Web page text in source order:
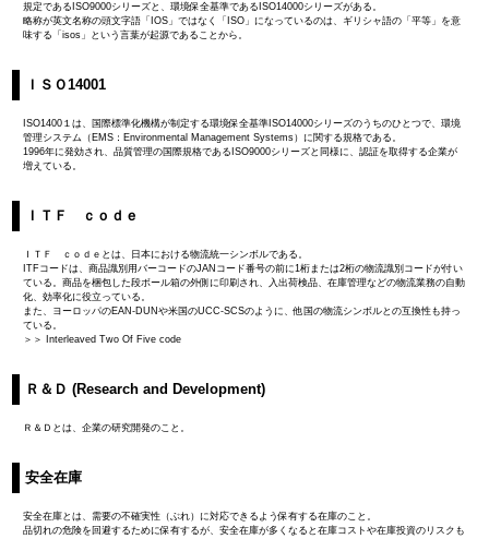
規定であるISO9000シリーズと、環境保全基準であるISO14000シリーズがある。
略称が英文名称の頭文字語「IOS」ではなく「ISO」になっているのは、ギリシャ語の「平等」を意
味する「isos」という言葉が起源であることから。
ＩＳＯ14001
ISO1400１は、国際標準化機構が制定する環境保全基準ISO14000シリーズのうちのひとつで、環境
管理システム（EMS：Environmental Management Systems）に関する規格である。
1996年に発効され、品質管理の国際規格であるISO9000シリーズと同様に、認証を取得する企業が
増えている。
ＩＴＦ ｃｏｄｅ
ＩＴＦ ｃｏｄｅとは、日本における物流統一シンボルである。
ITFコードは、商品識別用バーコードのJANコード番号の前に1桁または2桁の物流識別コードが付い
ている。商品を梱包した段ボール箱の外側に印刷され、入出荷検品、在庫管理などの物流業務の自動
化、効率化に役立っている。
また、ヨーロッパのEAN-DUNや米国のUCC-SCSのように、他国の物流シンボルとの互換性も持っ
ている。
＞＞ Interleaved Two Of Five code
Ｒ＆Ｄ (Research and Development)
Ｒ＆Ｄとは、企業の研究開発のこと。
安全在庫
安全在庫とは、需要の不確実性（ぶれ）に対応できるよう保有する在庫のこと。
品切れの危険を回避するために保有するが、安全在庫が多くなると在庫コストや在庫投資のリスクも